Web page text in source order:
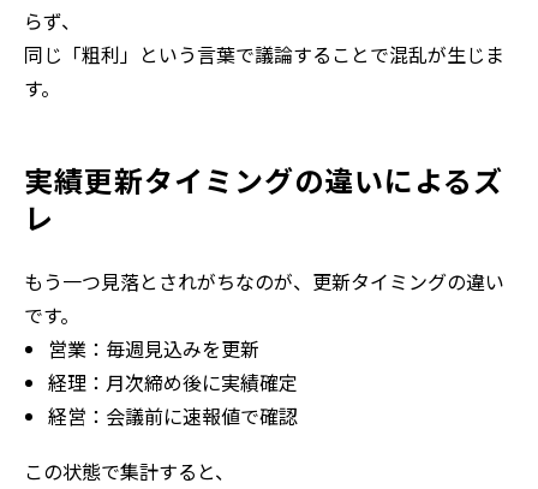
らず、
同じ「粗利」という言葉で議論することで混乱が生じま
す。
実績更新タイミングの違いによるズ
レ
もう一つ見落とされがちなのが、更新タイミングの違い
です。
営業：毎週見込みを更新
経理：月次締め後に実績確定
経営：会議前に速報値で確認
この状態で集計すると、